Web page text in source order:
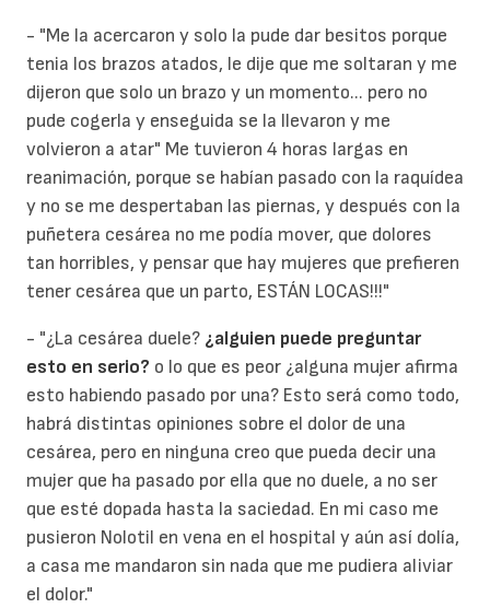
- "Me la acercaron y solo la pude dar besitos porque
tenia los brazos atados, le dije que me soltaran y me
dijeron que solo un brazo y un momento... pero no
pude cogerla y enseguida se la llevaron y me
volvieron a atar" Me tuvieron 4 horas largas en
reanimación, porque se habían pasado con la raquídea
y no se me despertaban las piernas, y después con la
puñetera cesárea no me podía mover, que dolores
tan horribles, y pensar que hay mujeres que prefieren
tener cesárea que un parto, ESTÁN LOCAS!!!"
- "¿La cesárea duele? ¿alguien puede preguntar
esto en serio? o lo que es peor ¿alguna mujer afirma
esto habiendo pasado por una? Esto será como todo,
habrá distintas opiniones sobre el dolor de una
cesárea, pero en ninguna creo que pueda decir una
mujer que ha pasado por ella que no duele, a no ser
que esté dopada hasta la saciedad. En mi caso me
pusieron Nolotil en vena en el hospital y aún así dolía,
a casa me mandaron sin nada que me pudiera aliviar
el dolor."